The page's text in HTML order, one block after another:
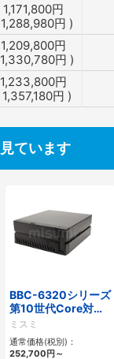
1,171,800円
1,288,980円 )
1,209,800円
1,330,780円 )
1,233,800円
1,357,180円 )
ています
BBC-6320シリーズ
第10世代Core対応
小型フロアマウント
FAPC 2PCI・2PCIe
ミスミ
通常価格(税別)：
252,700円～